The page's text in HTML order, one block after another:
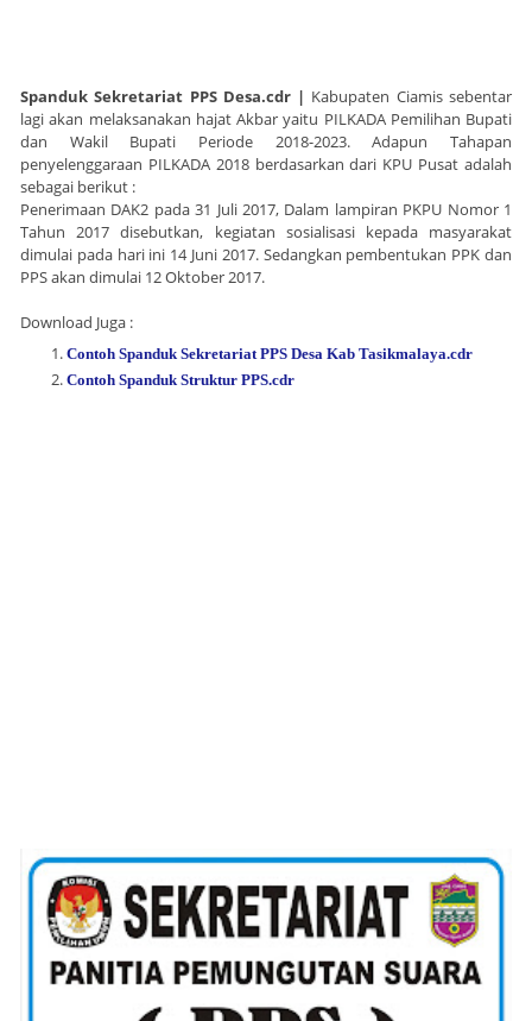
Spanduk Sekretariat PPS Desa.cdr | Kabupaten Ciamis sebentar
lagi akan melaksanakan hajat Akbar yaitu PILKADA Pemilihan Bupati
dan Wakil Bupati Periode 2018-2023. Adapun Tahapan
penyelenggaraan PILKADA 2018 berdasarkan dari KPU Pusat adalah
sebagai berikut :
Penerimaan DAK2 pada 31 Juli 2017, Dalam lampiran PKPU Nomor 1
Tahun 2017 disebutkan, kegiatan sosialisasi kepada masyarakat
dimulai pada hari ini 14 Juni 2017. Sedangkan pembentukan PPK dan
PPS akan dimulai 12 Oktober 2017.
Download Juga :
Contoh Spanduk Sekretariat PPS Desa Kab Tasikmalaya.cdr
Contoh Spanduk Struktur PPS.cdr